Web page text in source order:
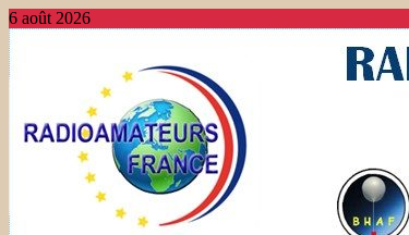
6 août 2026